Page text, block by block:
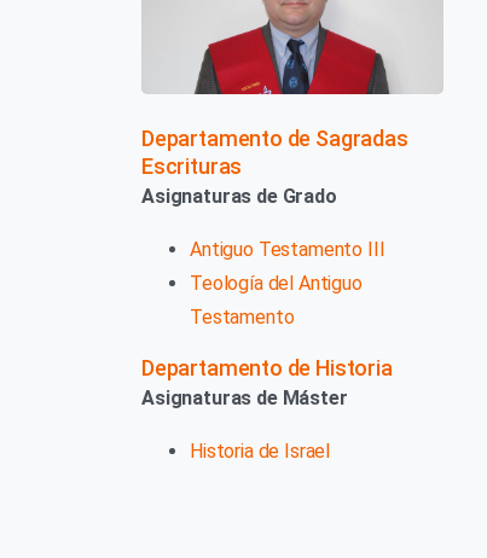
Departamento de Sagradas
Escrituras
Asignaturas de Grado
Antiguo Testamento III
Teología del Antiguo
Testamento
Departamento de Historia
Asignaturas de Máster
Historia de Israel